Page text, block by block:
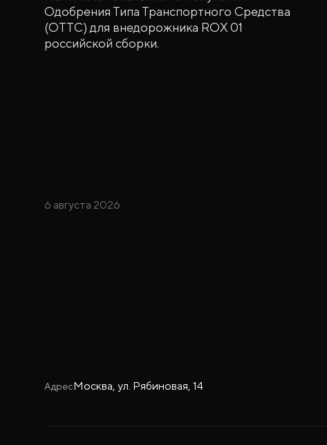
Одобрения Типа Транспортного Средства
(ОТТС) для внедорожника ROX 01
российской сборки.
6 августа 2026
АдресМосква, ул. Рябиновая, 14